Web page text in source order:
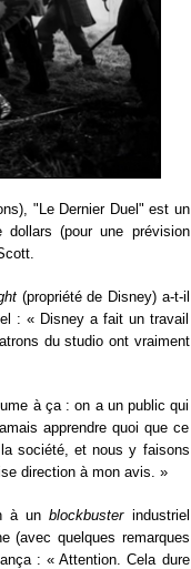
"Le Dernier Duel" est un
(pour une prévision
(propriété de Disney) a-t-il
: « Disney a fait un travail
du studio ont vraiment
à ça : on a un public qui
apprendre quoi que ce
société, et nous y faisons
direction à mon avis. »
à unblockbusterindustriel
(avec quelques remarques
: « Attention. Cela dure